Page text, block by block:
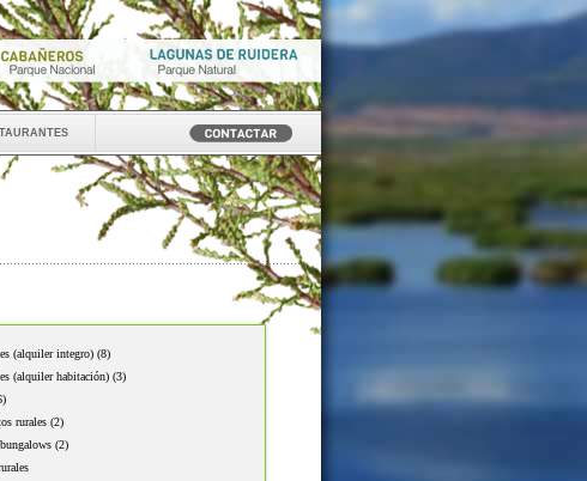
(alquiler integro) (8)
(alquiler habitación) (3)
rurales (2)
(2)